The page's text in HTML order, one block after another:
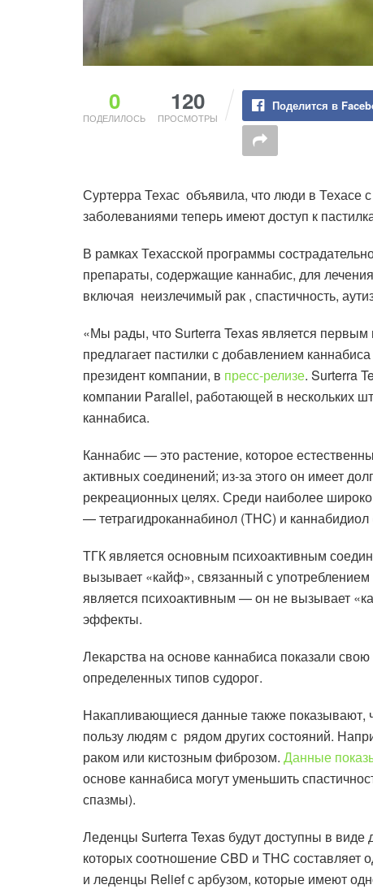
0
ПОДЕЛИЛОСЬ
120
ПРОСМОТРЫ
Поделится в
Суртерра Техас объявила, что люди в Техасе
заболеваниями теперь имеют доступ к
В рамках Техасской программы
препараты, содержащие каннабис, для
включая неизлечимый рак , спастичность,
«Мы рады, что Surterra Texas является
предлагает пастилки с добавлением
президент компании, в пресс-релизе. Surterra
компании Parallel, работающей в нескольких
каннабиса.
Каннабис — это растение, которое
активных соединений; из-за этого он имеет
рекреационных целях. Среди наиболее
— тетрагидроканнабинол (THC) и каннабидиол
ТГК является основным психоактивным
вызывает «кайф», связанный с
является психоактивным — он не вызывает
эффекты.
Лекарства на основе каннабиса показали
определенных типов судорог.
Накапливающиеся данные также показывают,
пользу людям с рядом других состояний.
раком или кистозным фиброзом. Данные
основе каннабиса могут уменьшить
спазмы).
Леденцы Surterra Texas будут доступны в
которых соотношение CBD и THC составляет
и леденцы Relief с арбузом, которые имеют